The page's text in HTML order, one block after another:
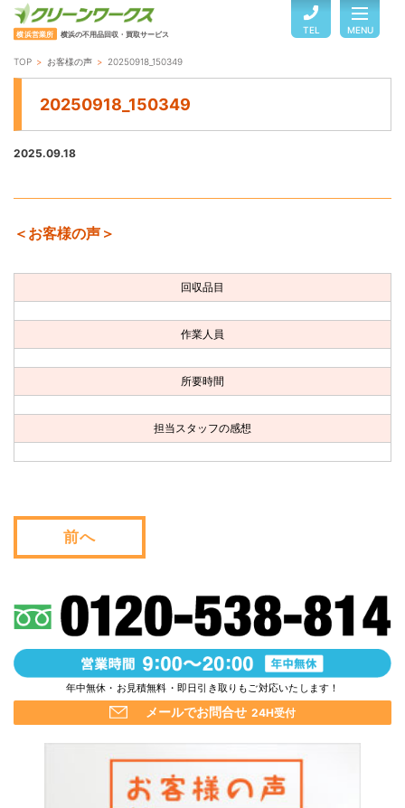
横浜営業所 横浜の不用品回収・買取サービス TEL MENU
TOP
ご利用の流れ
お客様の声
お問い合わせ
会社概要
WEB割引券プレゼント！
TOP お客様の声 20250918_150349
20250918_150349
2025.09.18
＜お客様の声＞
回収品目
作業人員
所要時間
担当スタッフの感想
前へ
年中無休・お見積無料・即日引き取りもご対応いたします！
メールでお問合せ 24H受付